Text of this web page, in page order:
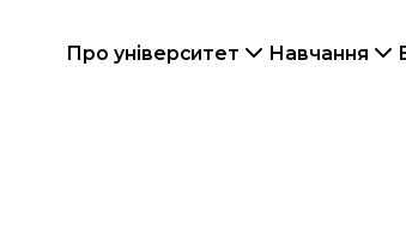
Про університет Навчання